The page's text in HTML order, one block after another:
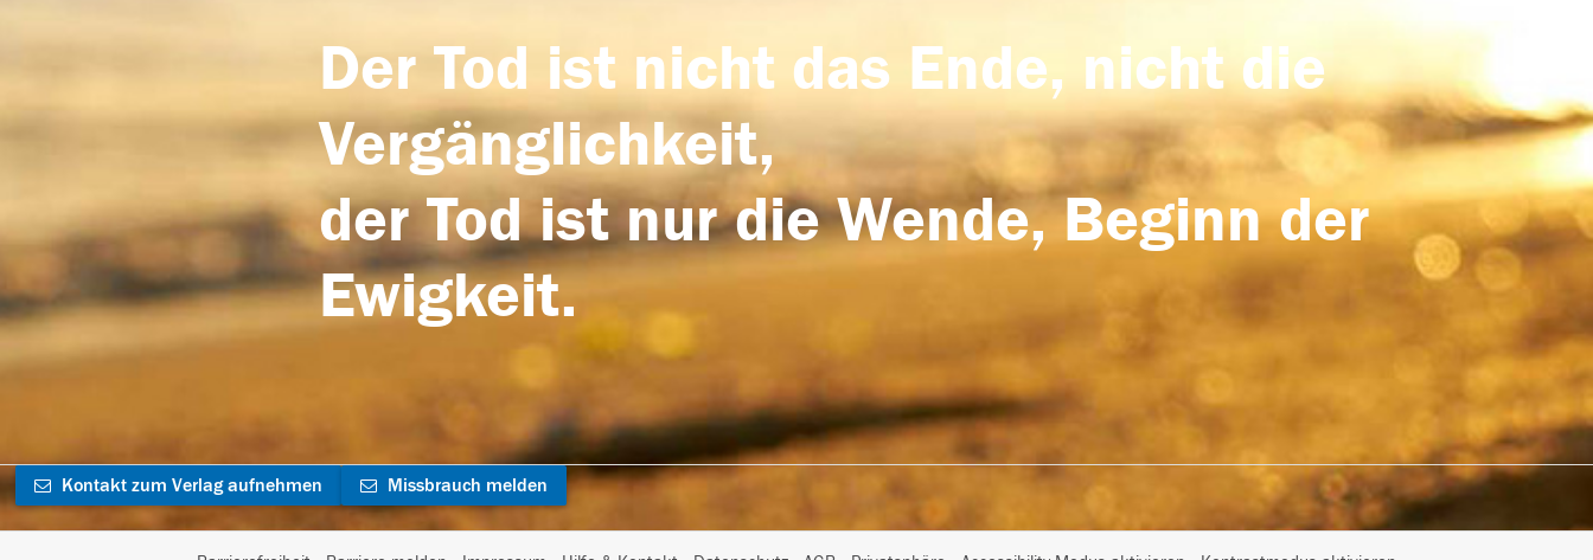
Der Tod ist nicht das Ende, nicht die
Vergänglichkeit,
der Tod ist nur die Wende, Beginn der
Ewigkeit.
Kontakt zum Verlag aufnehmen Missbrauch melden